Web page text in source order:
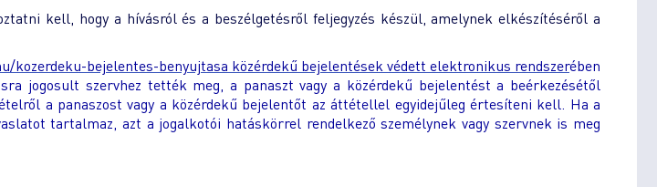
kell, hogy a hívásról és a beszélgetésről feljegyzés készül, amelynek elkészítéséről a
kozerdeku-bejelentes-benyujtasa közérdekű bejelentések védett elektronikus rendszerében
jogosult szervhez tették meg, a panaszt vagy a közérdekű bejelentést a beérkezésétől
a panaszost vagy a közérdekű bejelentőt az áttétellel egyidejűleg értesíteni kell. Ha a
tartalmaz, azt a jogalkotói hatáskörrel rendelkező személynek vagy szervnek is meg